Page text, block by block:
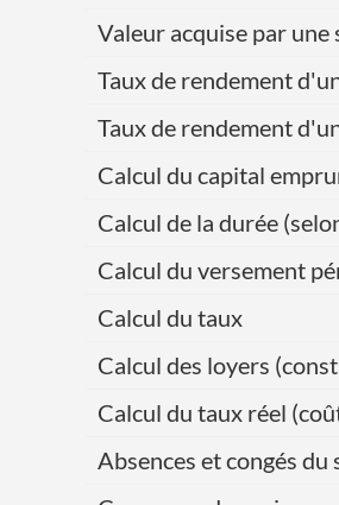
Valeur acquise par
Taux de rendement
Taux de rendement
Calcul du capital
Calcul de la durée
Calcul du versement
Calcul du taux
Calcul des loyers
Calcul du taux réel
Absences et congés du